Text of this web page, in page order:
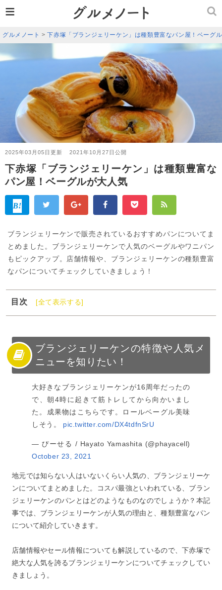
グルメノート >下赤塚「ブランジェリーケン」は種類豊富なパン屋！ベーグ
2025年03月05日更新 2021年10月27日公開
下赤塚「ブランジェリーケン」は種類豊富な
パン屋！ベーグルが大人気
ブランジェリーケンで販売されているおすすめパンについてま
とめました。ブランジェリーケンで人気のベーグルやワニパン
もピックアップ。店舗情報や、ブランジェリーケンの種類豊富
なパンについてチェックしていきましょう！
目次
[全て表示する]
1
ブランジェリーケンの特徴や人気メニューを知りたい！
3
ブランジェリーケンはベーグル好きにもおすすめのパン
屋！
ブランジェリーケンの特徴や人気メ
ニューを知りたい！
大好きなブランジェリーケンが16周年だったの
で、朝4時に起きて筋トレしてから向かいまし
た。成果物はこちらです。ロールベーグル美味
しそう。 pic.twitter.com/DX4tdfnSrU
— ぴーせる / Hayato Yamashita (@phayacell)
October 23, 2021
地元では知らない人はいないくらい人気の、ブランジェリーケ
ンについてまとめました。コスパ最強といわれている、ブラン
ジェリーケンのパンとはどのようなものなのでしょうか？本記
事では、ブランジェリーケンが人気の理由と、種類豊富なパン
について紹介していきます。
店舗情報やセール情報についても解説しているので、下赤塚で
絶大な人気を誇るブランジェリーケンについてチェックしてい
きましょう。
≡